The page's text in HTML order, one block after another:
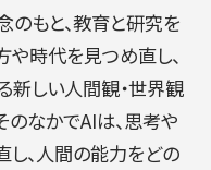
한국어
もと、教育と研究を
時代を見つめ直し、
新しい人間観・世界観
のなかでAIは、思考や
、人間の能力をどの